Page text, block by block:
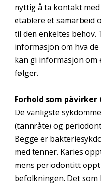
nyttig å ta kontakt
etablere et samarbeid
til den enkeltes behov.
informasjon om hva
kan gi informasjon om
følger.
Forhold som påvirker
De vanligste
(tannråte) og
Begge er
med tenner. Karies
mens periodontitt
befolkningen. Det